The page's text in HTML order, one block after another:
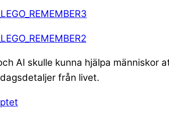
AI skulle kunna hjälpa
från livet.